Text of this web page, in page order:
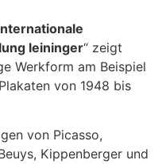
leininger“ zeigt
Werkform am Beispiel
von 1948 bis
von Picasso,
Kippenberger und